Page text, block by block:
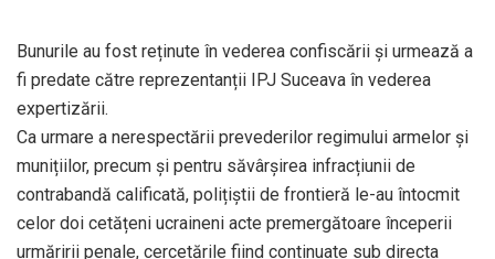
Bunurile au fost reținute în vederea confiscării și urmează a
fi predate către reprezentanții IPJ Suceava în vederea
expertizării.
Ca urmare a nerespectării prevederilor regimului armelor și
munițiilor, precum și pentru săvârșirea infracțiunii de
contrabandă calificată, polițiștii de frontieră le-au întocmit
celor doi cetățeni ucraineni acte premergătoare începerii
urmăririi penale, cercetările fiind continuate sub directa